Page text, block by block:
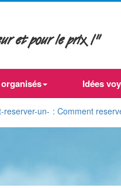
et pour le prix !"
Idées
un- : Comment reserver son